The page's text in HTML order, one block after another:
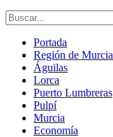
Portada
Región de Murcia
Águilas
Lorca
Puerto Lumbreras
Pulpí
Murcia
Economía